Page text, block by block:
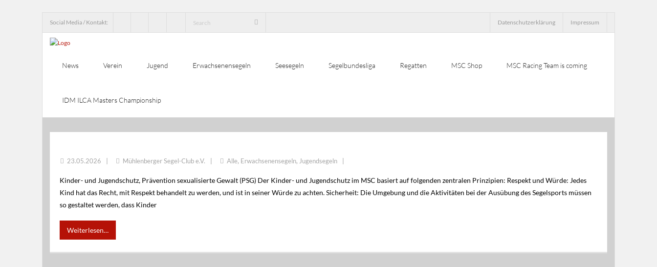
Social Media / Kontakt: Datenschutzerklärung Impressum
News Verein Jugend Erwachsenensegeln Seesegeln Segelbundesliga Regatten MSC Shop MSC Racing Team is coming
IDM ILCA Masters Championship
23.05.2026 Mühlenberger Segel-Club e.V. Alle, Erwachsenensegeln, Jugendsegeln
Kinder- und Jugendschutz, Prävention sexualisierte Gewalt (PSG) Der Kinder- und Jugendschutz im MSC basiert auf folgenden zentralen Prinzipien: Respekt und Würde: Jedes
Kind hat das Recht, mit Respekt behandelt zu werden, und ist in seiner Würde zu achten. Sicherheit: Die Umgebung und die Aktivitäten bei der Ausübung des Segelsports müssen
so gestaltet werden, dass Kinder
Weiterlesen…